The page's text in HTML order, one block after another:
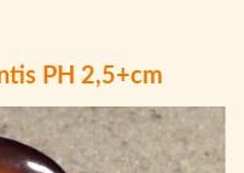
PH 2,5+cm